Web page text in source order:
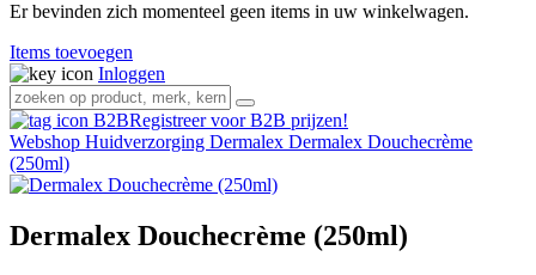
Er bevinden zich momenteel geen items in uw winkelwagen.
Items toevoegen
Inloggen
Registreer voor B2B prijzen!
Webshop Huidverzorging Dermalex Dermalex Douchecrème
(250ml)
Dermalex Douchecrème (250ml)